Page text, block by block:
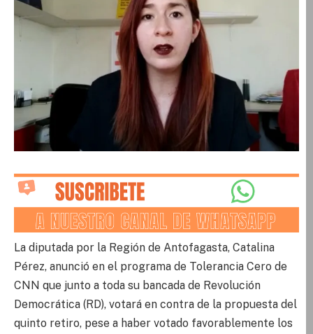
La diputada por la Región de Antofagasta, Catalina
Pérez, anunció en el programa de Tolerancia Cero de
CNN que junto a toda su bancada de Revolución
Democrática (RD), votará en contra de la propuesta del
quinto retiro, pese a haber votado favorablemente los